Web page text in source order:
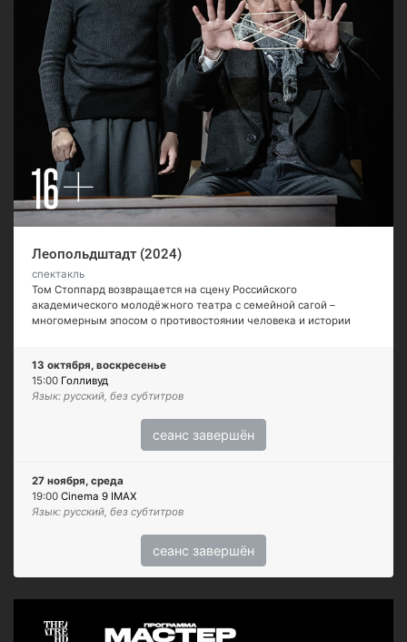
Леопольдштадт (2024)
спектакль
Том Стоппард возвращается на сцену Российского
академического молодёжного театра с семейной сагой –
многомерным эпосом о противостоянии человека и истории
13 октября, воскресенье
15:00 Голливуд
Язык: русский, без субтитров
сеанс завершён
27 ноября, среда
19:00 Cinema 9 IMAX
Язык: русский, без субтитров
сеанс завершён